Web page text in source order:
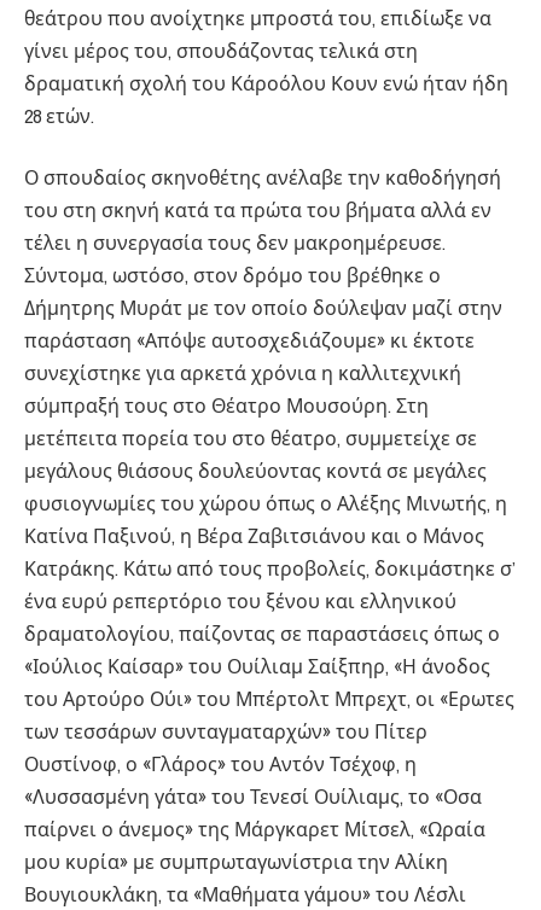
θεάτρου που ανοίχτηκε μπροστά του, επιδίωξε να
γίνει μέρος του, σπουδάζοντας τελικά στη
δραματική σχολή του Κάροόλου Κουν ενώ ήταν ήδη
28 ετών.
Ο σπουδαίος σκηνοθέτης ανέλαβε την καθοδήγησή
του στη σκηνή κατά τα πρώτα του βήματα αλλά εν
τέλει η συνεργασία τους δεν μακροημέρευσε.
Σύντομα, ωστόσο, στον δρόμο του βρέθηκε ο
Δήμητρης Μυράτ με τον οποίο δούλεψαν μαζί στην
παράσταση «Απόψε αυτοσχεδιάζουμε» κι έκτοτε
συνεχίστηκε για αρκετά χρόνια η καλλιτεχνική
σύμπραξή τους στο Θέατρο Μουσούρη. Στη
μετέπειτα πορεία του στο θέατρο, συμμετείχε σε
μεγάλους θιάσους δουλεύοντας κοντά σε μεγάλες
φυσιογνωμίες του χώρου όπως ο Αλέξης Μινωτής, η
Κατίνα Παξινού, η Βέρα Ζαβιτσιάνου και ο Μάνος
Κατράκης. Κάτω από τους προβολείς, δοκιμάστηκε σ’
ένα ευρύ ρεπερτόριο του ξένου και ελληνικού
δραματολογίου, παίζοντας σε παραστάσεις όπως ο
«Ιούλιος Καίσαρ» του Ουίλιαμ Σαίξπηρ, «Η άνοδος
του Αρτούρο Ούι» του Μπέρτολτ Μπρεχτ, οι «Ερωτες
των τεσσάρων συνταγματαρχών» του Πίτερ
Ουστίνοφ, ο «Γλάρος» του Αντόν Τσέχoφ, η
«Λυσσασμένη γάτα» του Τενεσί Ουίλιαμς, το «Οσα
παίρνει ο άνεμος» της Μάργκαρετ Μίτσελ, «Ωραία
μου κυρία» με συμπρωταγωνίστρια την Αλίκη
Βουγιουκλάκη, τα «Μαθήματα γάμου» του Λέσλι